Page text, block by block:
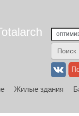
Жилые здания